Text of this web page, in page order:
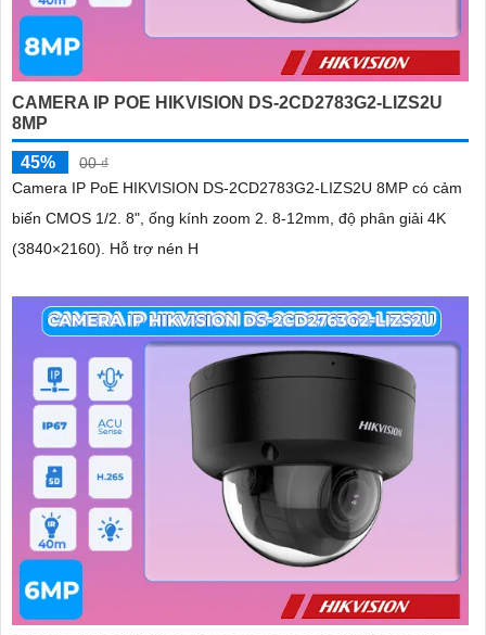
CAMERA IP POE HIKVISION DS-2CD2783G2-LIZS2U
8MP
45%
00 ₫
Camera IP PoE HIKVISION DS-2CD2783G2-LIZS2U 8MP có cảm
biến CMOS 1/2. 8", ống kính zoom 2. 8-12mm, độ phân giải 4K
(3840×2160). Hỗ trợ nén H